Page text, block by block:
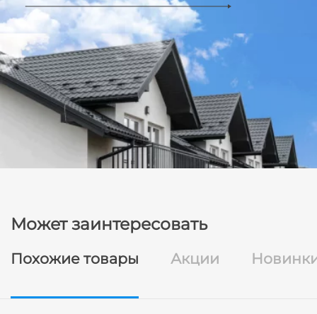
Может заинтересовать
Похожие товары Акции